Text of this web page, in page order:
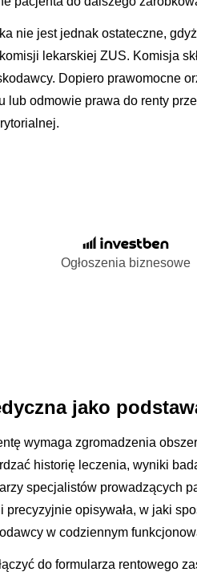
nie jest jednak ostateczne,
lekarskiej ZUS. Komisja
Dopiero prawomocne
lub odmowie prawa do renty
Ogłoszenia biznesowe
jako
wymaga zgromadzenia
historię leczenia, wyniki
specjalistów prowadzących
precyzyjnie opisywała, w jaki
w codziennym
do formularza rentowego